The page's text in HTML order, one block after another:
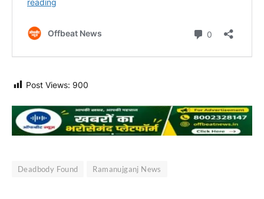
Post Views: 900
Deadbody Found Ramanujganj News